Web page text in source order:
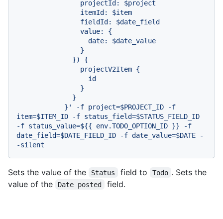
item=$ITEM_ID -f status_field=$STATUS_FIELD_ID
-f status_value=${{ env.TODO_OPTION_ID }} -f
date_field=$DATE_FIELD_ID -f date_value=$DATE -
-silent
Sets the value of the Status field to Todo . Sets the
value of the
Date posted field.